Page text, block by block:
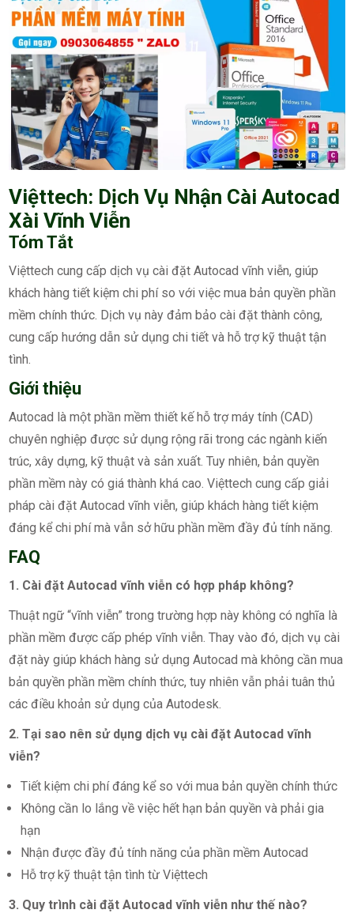
Việttech: Dịch Vụ Nhận Cài Autocad
Xài Vĩnh Viễn
Tóm Tắt
Việttech cung cấp dịch vụ cài đặt Autocad vĩnh viễn, giúp
khách hàng tiết kiệm chi phí so với việc mua bản quyền phần
mềm chính thức. Dịch vụ này đảm bảo cài đặt thành công,
cung cấp hướng dẫn sử dụng chi tiết và hỗ trợ kỹ thuật tận
tình.
Giới thiệu
Autocad là một phần mềm thiết kế hỗ trợ máy tính (CAD)
chuyên nghiệp được sử dụng rộng rãi trong các ngành kiến
trúc, xây dựng, kỹ thuật và sản xuất. Tuy nhiên, bản quyền
phần mềm này có giá thành khá cao. Việttech cung cấp giải
pháp cài đặt Autocad vĩnh viễn, giúp khách hàng tiết kiệm
đáng kể chi phí mà vẫn sở hữu phần mềm đầy đủ tính năng.
FAQ
1. Cài đặt Autocad vĩnh viễn có hợp pháp không?
Thuật ngữ “vĩnh viễn” trong trường hợp này không có nghĩa là
phần mềm được cấp phép vĩnh viễn. Thay vào đó, dịch vụ cài
đặt này giúp khách hàng sử dụng Autocad mà không cần mua
bản quyền phần mềm chính thức, tuy nhiên vẫn phải tuân thủ
các điều khoản sử dụng của Autodesk.
2. Tại sao nên sử dụng dịch vụ cài đặt Autocad vĩnh
viễn?
Tiết kiệm chi phí đáng kể so với mua bản quyền chính thức
Không cần lo lắng về việc hết hạn bản quyền và phải gia
hạn
Nhận được đầy đủ tính năng của phần mềm Autocad
Hỗ trợ kỹ thuật tận tình từ Việttech
3. Quy trình cài đặt Autocad vĩnh viễn như thế nào?